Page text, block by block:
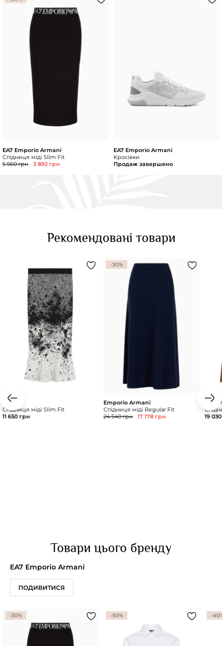
EA7 Emporio Armani
Спідниця міді Slim Fit
5 560 грн
3 892 грн
EA7 Emporio Armani
Кросівки
Продаж завершено
Рекомендовані товари
BOSS
Спідниця міді Slim Fit
11 650 грн
-30%
Emporio Armani
Спідниця міді Regular Fit
24 540 грн
17 178 грн
Max
19
Товари цього бренду
EA7 Emporio Armani
ПОДИВИТИСЯ
-30% -50% -